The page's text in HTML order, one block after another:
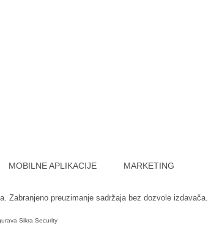
MOBILNE APLIKACIJE MARKETING
Zabranjeno preuzimanje sadržaja bez dozvole izdavača.
Sikra Security